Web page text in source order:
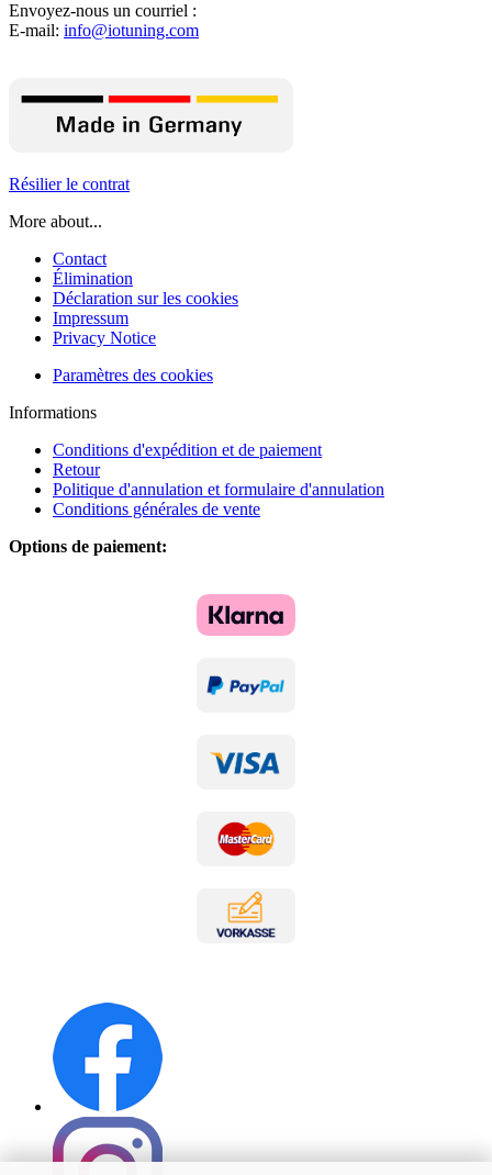
Envoyez-nous un courriel :
E-mail: info@iotuning.com
Résilier le contrat
More about...
Contact
Élimination
Déclaration sur les cookies
Impressum
Privacy Notice
Paramètres des cookies
Informations
Conditions d'expédition et de paiement
Retour
Politique d'annulation et formulaire d'annulation
Conditions générales de vente
Options de paiement: